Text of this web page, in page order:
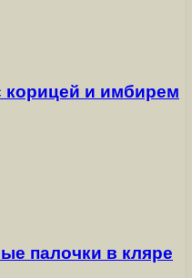
и имбирем
палочки в кляре